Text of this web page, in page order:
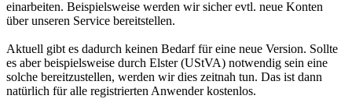
einarbeiten. Beispielsweise werden wir sicher evtl. neue Konten
über unseren Service bereitstellen.
Aktuell gibt es dadurch keinen Bedarf für eine neue Version. Sollte
es aber beispielsweise durch Elster (UStVA) notwendig sein eine
solche bereitzustellen, werden wir dies zeitnah tun. Das ist dann
natürlich für alle registrierten Anwender kostenlos.